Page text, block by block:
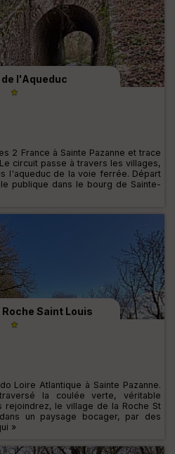
l'Aqueduc
2 France à Sainte Pazanne et trace
circuit passe à travers les villages,
l'aqueduc de la voie ferrée. Départ
publique dans le bourg de Sainte-
Saint Louis
Loire Atlantique à Sainte Pazanne.
la coulée verte, véritable
rejoindrez, le village de la Roche St
un paysage bocager, par des
»